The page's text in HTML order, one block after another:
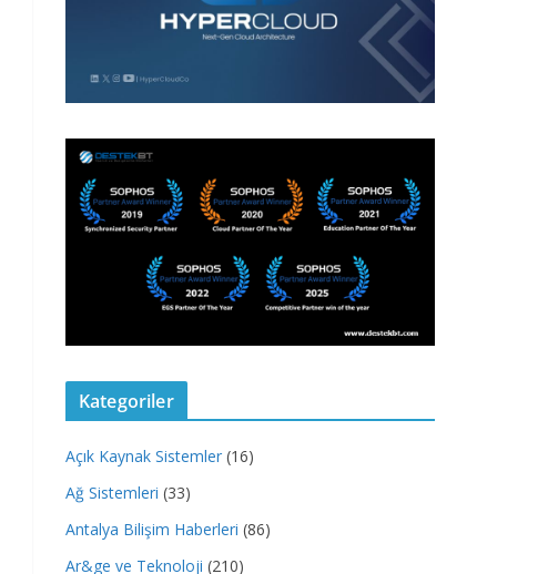
Kategoriler
Açık Kaynak Sistemler (16)
Ağ Sistemleri (33)
Antalya Bilişim Haberleri (86)
Ar&ge ve Teknoloji (210)